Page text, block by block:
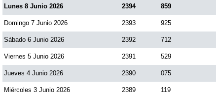
Pick 3 Día
Pick 3 Noche
Pick 4 Día
Lunes 8 Junio 2026 2394 859
Domingo 7 Junio 2026 2393 925
Sábado 6 Junio 2026 2392 712
Viernes 5 Junio 2026 2391 529
Jueves 4 Junio 2026 2390 075
Miércoles 3 Junio 2026 2389 119